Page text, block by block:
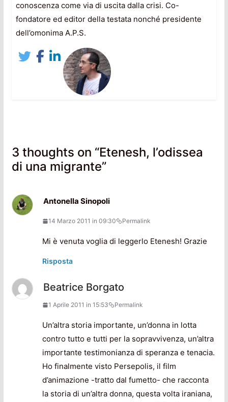
conoscenza come via di uscita dalla crisi. Co-
fondatore ed editor della testata nonché presidente
dell’omonima A.P.S.
3 thoughts on “Etenesh, l’odissea
di una migrante”
Antonella Sinopoli
14 Marzo 2011 in 09:30 Permalink
Mi è venuta voglia di leggerlo Etenesh! Grazie
Risposta
Beatrice Borgato
1 Aprile 2011 in 15:53 Permalink
Un’altra storia importante, un’donna in lotta
contro tutto e tutti per la sopravvivenza, un’altra
importante testimonianza di speranza e tenacia.
Ho finalmente visto Persepolis, il film
d’animazione -tratto dal fumetto- che racconta
la storia di un’altra donna, questa volta iraniana,